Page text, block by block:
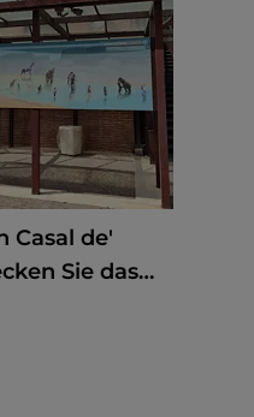
Casal de'
Sie das